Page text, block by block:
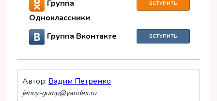
Группа
Одноклассники
ВСТУПИТЬ
Группа Вконтакте ВСТУПИТЬ
Автор: Вадим Петренко
jenny-gump@yandex.ru